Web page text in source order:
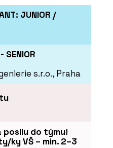
JUNIOR /
SENIOR
s.r.o., Praha
posilu do týmu!
ky VŠ – min. 2–3